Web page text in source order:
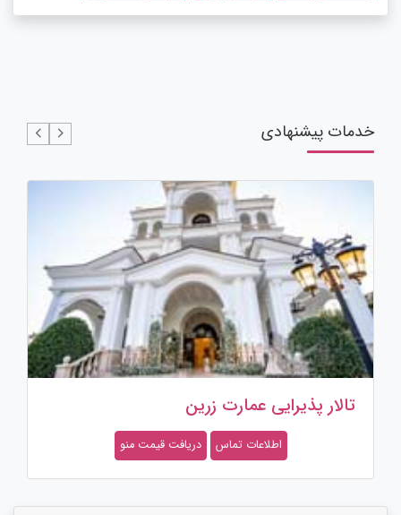
خدمات پیشنهادی
باغ تالار نگین غرب
اطلاعات تماس دریافت قیمت منو